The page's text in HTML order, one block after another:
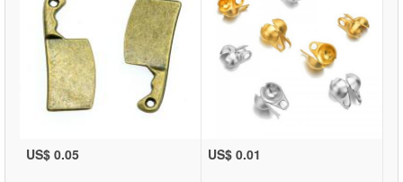
US$ 0.05 US$ 0.01